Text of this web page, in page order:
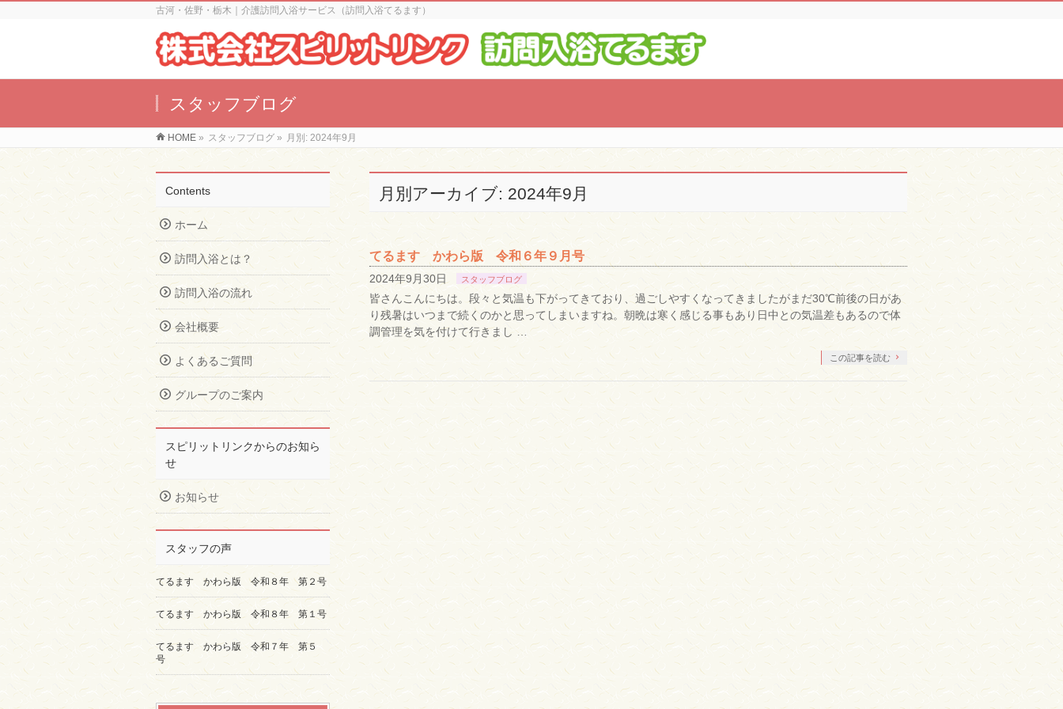
古河・佐野・栃木｜介護訪問入浴サービス（訪問入浴てるます）
スタッフブログ
HOME » スタッフブログ » 月別: 2024年9月
月別アーカイブ: 2024年9月
てるます かわら版 令和６年９月号
2024年9月30日 スタッフブログ
皆さんこんにちは。段々と気温も下がってきており、過ごしやすくなってきましたがまだ30℃前後の日があ
り残暑はいつまで続くのかと思ってしまいますね。朝晩は寒く感じる事もあり日中との気温差もあるので体
調管理を気を付けて行きまし …
この記事を読む
Contents
ホーム
訪問入浴とは？
訪問入浴の流れ
会社概要
よくあるご質問
グループのご案内
スピリットリンクからのお知ら
せ
お知らせ
スタッフの声
てるます かわら版 令和８年 第２号
てるます かわら版 令和８年 第１号
てるます かわら版 令和７年 第５
号